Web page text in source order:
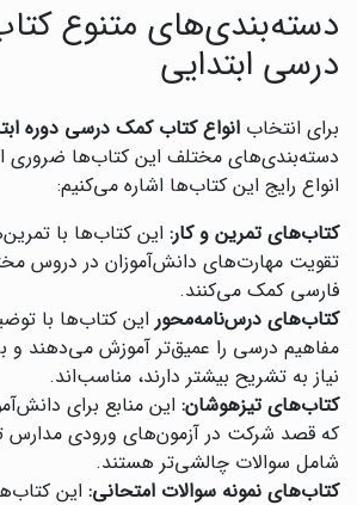
دسته‌بندی‌های متنوع
درسی ابتدایی
برای انتخاب انواع کتاب کمک درسی دوره
دسته‌بندی‌های مختلف این کتاب‌ها ضروری
انواع رایج این کتاب‌ها اشاره می‌کنیم:
کتاب‌های تمرین و کار: این کتاب‌ها با
تقویت مهارت‌های دانش‌آموزان در دروس
فارسی کمک می‌کنند.
کتاب‌های درس‌نامه‌محور این کتاب‌ها با
مفاهیم درسی را عمیق‌تر آموزش می‌دهند و
نیاز به تشریح بیشتر دارند، مناسب‌اند.
کتاب‌های تیزهوشان: این منابع برای
که قصد شرکت در آزمون‌های ورودی مدارس
شامل سوالات چالشی‌تر هستند.
کتاب‌های نمونه سوالات امتحانی: این